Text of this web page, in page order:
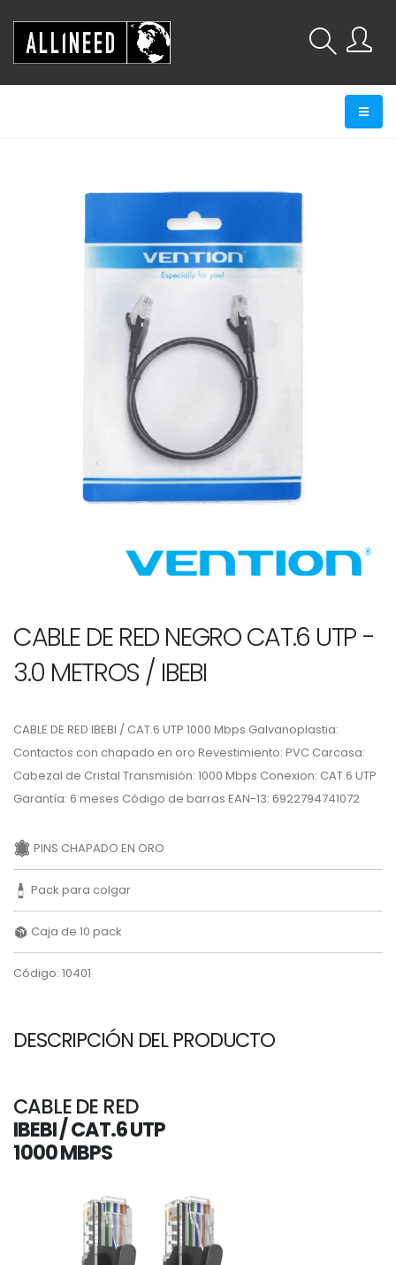
CABLE DE RED NEGRO CAT.6 UTP -
3.0 METROS / IBEBI
CABLE DE RED IBEBI / CAT.6 UTP 1000 Mbps Galvanoplastia:
Contactos con chapado en oro Revestimiento: PVC Carcasa:
Cabezal de Cristal Transmisión: 1000 Mbps Conexion: CAT.6 UTP
Garantía: 6 meses Código de barras EAN-13: 6922794741072
PINS CHAPADO EN ORO
Pack para colgar
Caja de 10 pack
Código: 10401
DESCRIPCIÓN DEL PRODUCTO
CABLE DE RED
IBEBI / CAT.6 UTP
1000 MBPS